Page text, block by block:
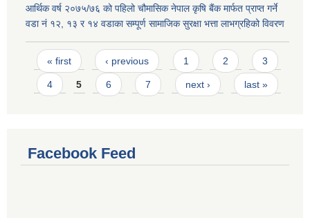
आर्थिक वर्ष २०७५/७६ को पहिलो चौमासिक नेपाल कृषि बैंक मार्फत प्राप्त गर्ने
वडा नं १२, १३ र १४ वडाका सम्पूर्ण सामाजिक सुरक्षा भत्ता लाभग्रहिको विवरण
Pages
« first ‹ previous 1 2 3
4 5 6 7 next › last »
Facebook Feed